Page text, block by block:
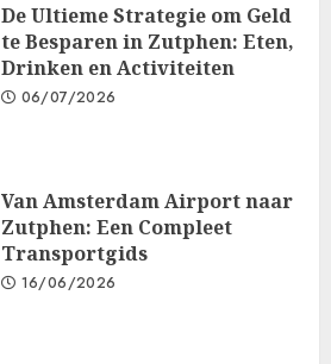
De Ultieme Strategie om Geld
te Besparen in Zutphen: Eten,
Drinken en Activiteiten
06/07/2026
Van Amsterdam Airport naar
Zutphen: Een Compleet
Transportgids
16/06/2026